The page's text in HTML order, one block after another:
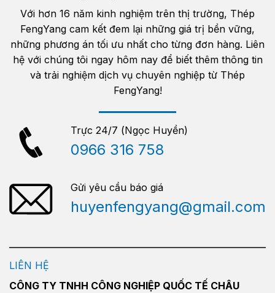
Với hơn 16 năm kinh nghiệm trên thị trường, Thép
FengYang cam kết đem lại những giá trị bền vững,
những phương án tối ưu nhất cho từng đơn hàng. Liên
hệ với chúng tôi ngay hôm nay để biết thêm thông tin
và trải nghiệm dịch vụ chuyên nghiệp từ Thép
FengYang!
Trực 24/7 (Ngọc Huyền)
0966 316 758
Gửi yêu cầu báo giá
huyenfengyang@gmail.com
LIÊN HỆ
CÔNG TY TNHH CÔNG NGHIỆP QUỐC TẾ CHÂU